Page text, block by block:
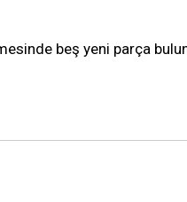
beş yeni parça